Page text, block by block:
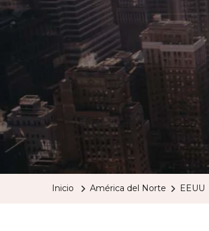
Inicio América del Norte EEUU